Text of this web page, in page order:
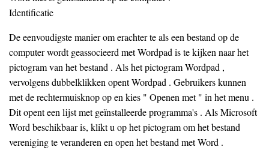
Identificatie
De eenvoudigste manier om erachter te als een bestand op de
computer wordt geassocieerd met Wordpad is te kijken naar het
pictogram van het bestand . Als het pictogram Wordpad ,
vervolgens dubbelklikken opent Wordpad . Gebruikers kunnen
met de rechtermuisknop op en kies " Openen met " in het menu .
Dit opent een lijst met geïnstalleerde programma's . Als Microsoft
Word beschikbaar is, klikt u op het pictogram om het bestand
vereniging te veranderen en open het bestand met Word .